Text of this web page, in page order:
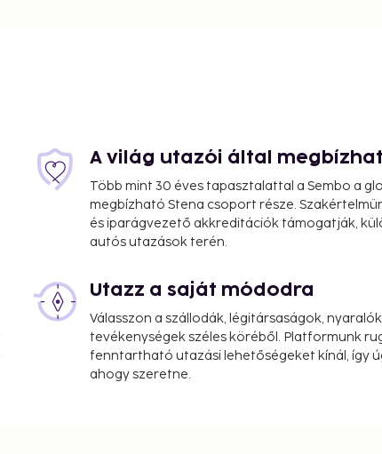
A világ utazói által
Több mint 30 éves tapasztalattal a Sembo a
megbízható Stena csoport része.
és iparágvezető akkreditációk támogatják,
autós utazások terén.
Utazz a saját módodra
Válasszon a szállodák, légitársaságok,
tevékenységek széles köréből. Platformunk
fenntartható utazási lehetőségeket kínál, így
ahogy szeretne.